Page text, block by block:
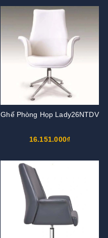
Ghế Phòng Họp Lady26NTDV
16.151.000₫